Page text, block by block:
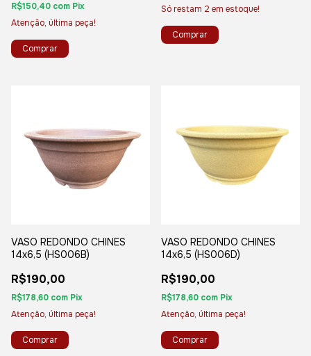
R$150,40 com Pix
Atenção, última peça!
Só restam 2 em estoque!
VASO REDONDO CHINES
14x6,5 (HS006B)
R$190,00
R$178,60 com Pix
Atenção, última peça!
VASO REDONDO CHINES
14x6,5 (HS006D)
R$190,00
R$178,60 com Pix
Atenção, última peça!